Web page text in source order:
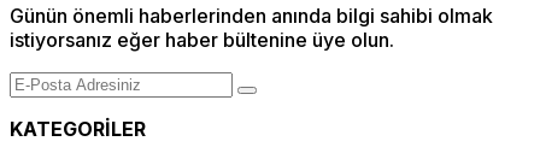
Günün önemli haberlerinden anında bilgi sahibi olmak
istiyorsanız eğer haber bültenine üye olun.
KATEGORİLER